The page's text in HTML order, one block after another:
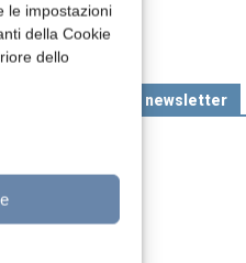
le impostazioni
della Cookie
dello
Iscriviti alla newsletter